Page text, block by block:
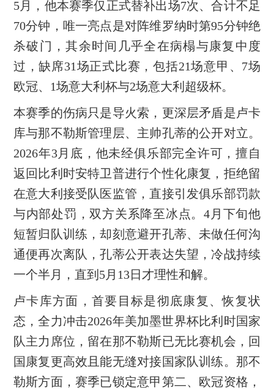
5月，他本赛季仅正式替补出场7次、合计不足
70分钟，唯一亮点是对阵维罗纳时第95分钟绝
杀破门，其余时间几乎全在病榻与康复中度
过，缺席31场正式比赛，包括21场意甲、7场
欧冠、1场意大利杯与2场意大利超级杯。
本赛季的伤病只是导火索，更深层矛盾是卢卡
库与那不勒斯管理层、主帅孔蒂的公开对立。
2026年3月底，他未经俱乐部完全许可，擅自
返回比利时安特卫普进行个性化康复，拒绝留
在意大利接受队医监管，直接引发俱乐部罚款
与内部处罚，双方关系降至冰点。4月下旬他
短暂归队训练，却刻意避开孔蒂、未做任何沟
通便再次离队，孔蒂公开表达失望，冷战持续
一个半月，直到5月13日才理性和解。
卢卡库方面，首要目标是彻底康复、恢复状
态，全力冲击2026年美加墨世界杯比利时国家
队主力席位，留在那不勒斯已无比赛机会，回
国康复更高效且能无缝对接国家队训练。那不
勒斯方面，赛季已锁定意甲第二、欧冠资格，